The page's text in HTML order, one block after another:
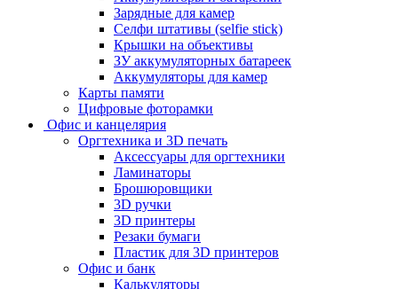
Зарядные для камер
Селфи штативы (selfie stick)
Крышки на объективы
ЗУ аккумуляторных батареек
Аккумуляторы для камер
Карты памяти
Цифровые фоторамки
Офис и канцелярия
Оргтехника и 3D печать
Аксессуары для оргтехники
Ламинаторы
Брошюровщики
3D ручки
3D принтеры
Резаки бумаги
Пластик для 3D принтеров
Офис и банк
Калькуляторы